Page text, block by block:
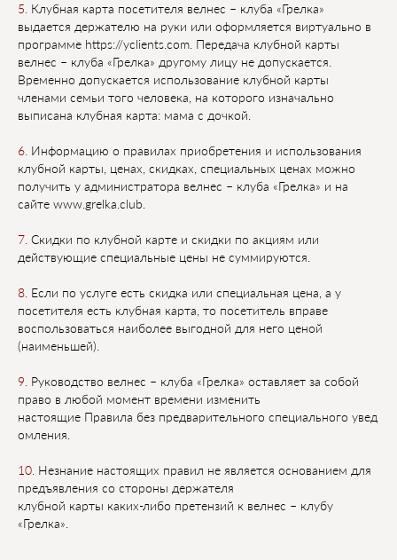
5. Клубная карта посетителя велнес – клуба «Грелка»
выдается держателю на руки или оформляется виртуально в
программе https://yclients.com. Передача клубной карты
велнес – клуба «Грелка» другому лицу не допускается.
Временно допускается использование клубной карты
членами семьи того человека, на которого изначально
выписана клубная карта: мама с дочкой.
6. Информацию о правилах приобретения и использования
клубной карты, ценах, скидках, специальных ценах можно
получить у администратора велнес – клуба «Грелка» и на
сайте www.grelka.club.
7. Скидки по клубной карте и скидки по акциям или
действующие специальные цены не суммируются.
8. Если по услуге есть скидка или специальная цена, а у
посетителя есть клубная карта, то посетитель вправе
воспользоваться наиболее выгодной для него ценой
(наименьшей).
9. Руководство велнес – клуба «Грелка» оставляет за собой
право в любой момент времени изменить
настоящие Правила без предварительного специального увед
омления.
10. Незнание настоящих правил не является основанием для
предъявления со стороны держателя
клубной карты каких-либо претензий к велнес – клубу
«Грелка».